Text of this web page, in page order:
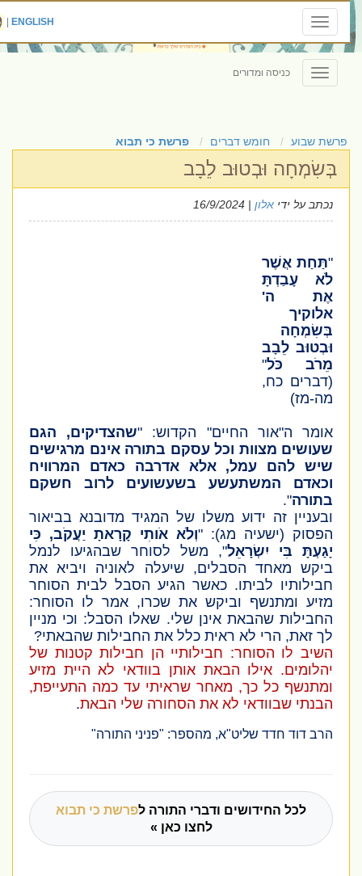
Toggle
navigation
ENGLISH
|
Toggle
navigation
כניסה ומדורים
פרשת שבוע חומש דברים פרשת כי תבוא
בְּשִׂמְחָה וּבְטוּב לֵבָב
נכתב על ידיאלון| 16/9/2024
תַּחַת אֲשֶׁר
לֹא עָבַדְתָּ
אֶת ה'
אלוקיך
בְּשִׂמְחָה
וּבְטוּב לֵבָב
מֵרֹב כֹּל"
(דברים כח,
מה-מז)
אומר ה"אור החיים" הקדוש: "
שהצדיקים, הגם
שעושים מצוות וכל עסקם בתורה אינם מרגישים
שיש להם עמל, אלא אדרבה כאדם המרוויח
וכאדם המשתעשע בשעשועים לרוב חשקם
בתורה".
ובעניין זה ידוע משלו של המגיד מדובנא בביאור
הפסוק(ישעיה מג): " וְלֹא אֹותִי קָרָאתָ יַעֲקֹב, כִּי
יָגַעְתָּ בִּי יִשְׂרָאֵל", משל לסוחר שבהגיעו לנמל
ביקש מאחד הסבלים, שיעלה לאוניה ויביא את
חבילותיו לביתו. כאשר הגיע הסבל לבית הסוחר
מזיע ומתנשף וביקש את שכרו, אמר לו הסוחר:
החבילות שהבאת אינן שלי. שאלו הסבל: וכי מניין
לך זאת, הרי לא ראית כלל את החבילות שהבאתי?
השיב לו הסוחר: חבילותיי הן חבילות קטנות של
יהלומים. אילו הבאת אותן בוודאי לא היית מזיע
ומתנשף כל כך, מאחר שראיתי עד כמה התעייפת,
הבנתי שבוודאי לא את הסחורה שלי הבאת.
הרב דוד חדד שליט"א, מהספר: "פניני התורה"
לכל החידושים ודברי התורה לפרשת כי תבוא
לחצו כאן »